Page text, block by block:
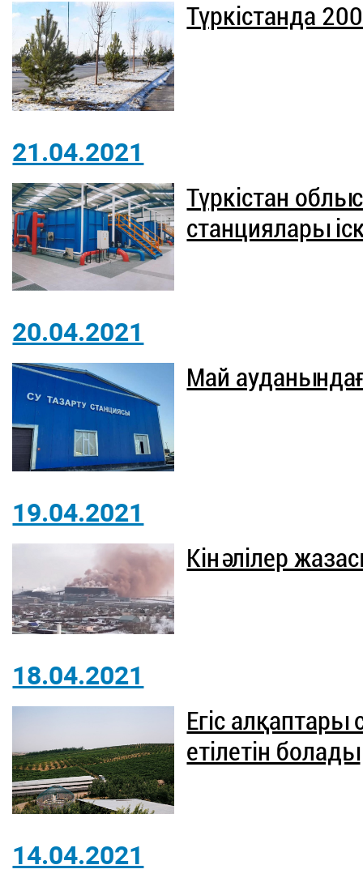
Түркістанда
21.04.2021
Түркістан
станциялары
20.04.2021
Май
19.04.2021
Кінәлілер
18.04.2021
Егіс
етілетін болады
14.04.2021